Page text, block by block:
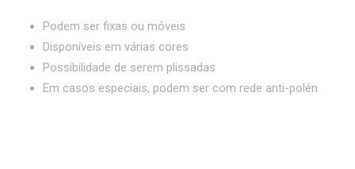
Podem ser fixas ou móveis
Disponíveis em várias cores
Possibilidade de serem plissadas
Em casos especiais, podem ser com rede anti-polén